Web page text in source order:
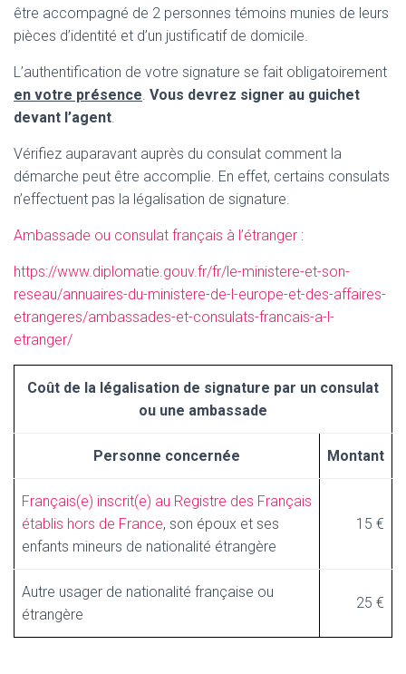
être accompagné de 2 personnes témoins munies de leurs
pièces d’identité et d’un justificatif de domicile.
L’authentification de votre signature se fait obligatoirement
en votre présence. Vous devrez signer au guichet
devant l’agent.
Vérifiez auparavant auprès du consulat comment la
démarche peut être accomplie. En effet, certains consulats
n’effectuent pas la légalisation de signature.
Ambassade ou consulat français à l’étranger :
https://www.diplomatie.gouv.fr/fr/le-ministere-et-son-
reseau/annuaires-du-ministere-de-l-europe-et-des-affaires-
etrangeres/ambassades-et-consulats-francais-a-l-
etranger/
Coût de la légalisation de signature par un consulat
ou une ambassade
Personne concernée Montant
Français(e) inscrit(e) au Registre des Français
établis hors de France, son époux et ses
enfants mineurs de nationalité étrangère
15 €
Autre usager de nationalité française ou
étrangère
25 €